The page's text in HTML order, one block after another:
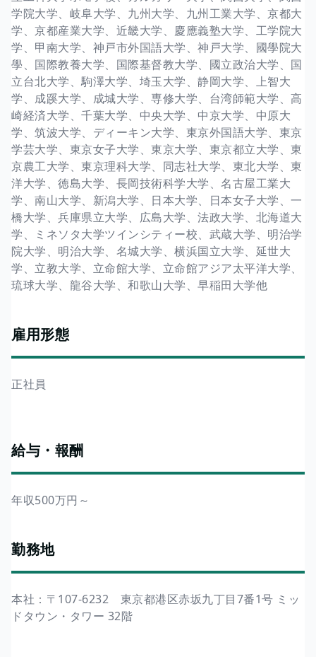
学院大学、岐阜大学、九州大学、九州工業大学、京都大
学、京都産業大学、近畿大学、慶應義塾大学、工学院大
学、甲南大学、神戸市外国語大学、神戸大学、國學院大
學、国際教養大学、国際基督教大学、國立政治大学、国
立台北大学、駒澤大学、埼玉大学、静岡大学、上智大
学、成蹊大学、成城大学、専修大学、台湾師範大学、高
崎経済大学、千葉大学、中央大学、中京大学、中原大
学、筑波大学、ディーキン大学、東京外国語大学、東京
学芸大学、東京女子大学、東京大学、東京都立大学、東
京農工大学、東京理科大学、同志社大学、東北大学、東
洋大学、徳島大学、長岡技術科学大学、名古屋工業大
学、南山大学、新潟大学、日本大学、日本女子大学、一
橋大学、兵庫県立大学、広島大学、法政大学、北海道大
学、ミネソタ大学ツインシティー校、武蔵大学、明治学
院大学、明治大学、名城大学、横浜国立大学、延世大
学、立教大学、立命館大学、立命館アジア太平洋大学、
琉球大学、龍谷大学、和歌山大学、早稲田大学他
雇用形態
正社員
給与・報酬
年収500万円～
勤務地
本社：〒107-6232 東京都港区赤坂九丁目7番1号 ミッ
ドタウン・タワー 32階